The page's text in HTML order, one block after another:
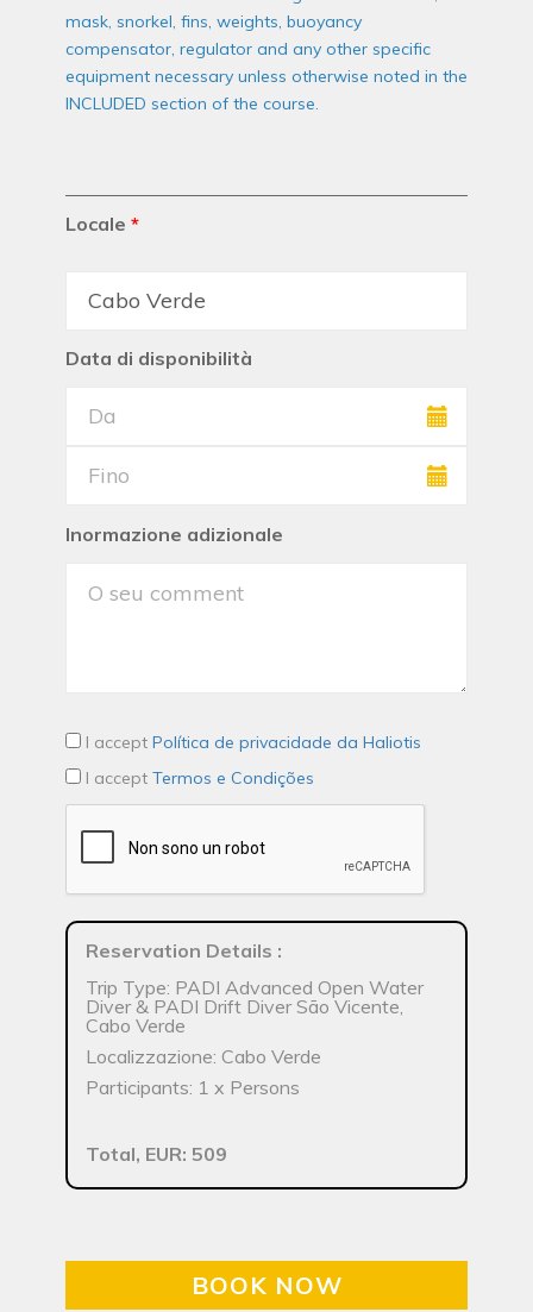
mask, snorkel, fins, weights, buoyancy
compensator, regulator and any other specific
equipment necessary unless otherwise noted in the
INCLUDED section of the course.
Locale *
Data di disponibilità
Inormazione adizionale
I accept Política de privacidade da Haliotis
I accept Termos e Condições
Reservation Details :
Trip Type: PADI Advanced Open Water
Diver & PADI Drift Diver São Vicente,
Cabo Verde
Localizzazione: Cabo Verde
Participants: 1 x Persons
Total, EUR: 509
BOOK NOW